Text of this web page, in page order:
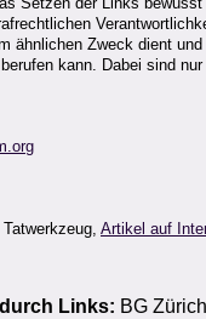
ähnlichen Zweck dient
kann. Dabei sind
Artikel auf
Links: BG